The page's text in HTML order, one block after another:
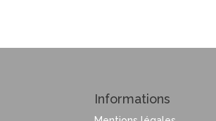
Informations